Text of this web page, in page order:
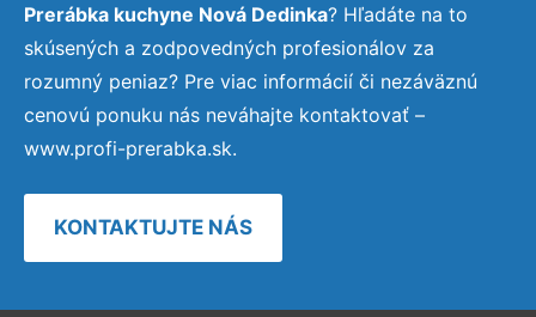
Prerábka kuchyne Nová Dedinka? Hľadáte na to
skúsených a zodpovedných profesionálov za
rozumný peniaz? Pre viac informácií či nezáväznú
cenovú ponuku nás neváhajte kontaktovať –
www.profi-prerabka.sk.
KONTAKTUJTE NÁS